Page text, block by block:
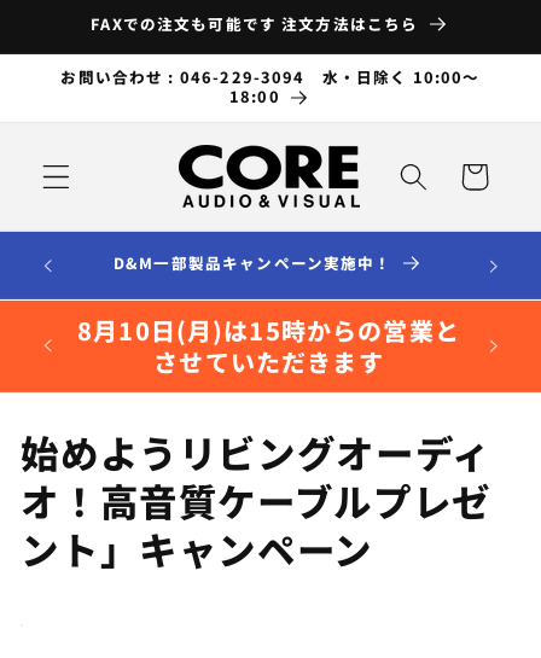
ンツに
進む
FAXでの注文も可能です 注文方法はこちら
お問い合わせ : 046-229-3094 水・日除く 10:00～
18:00
ー
D&M一部製品キャンペーン実施中！
8月10日(月)は15時からの営業と
させていただきます
コ
レ
ク
始めようリビングオーディ
オ！高音質ケーブルプレゼ
ント」キャンペーン